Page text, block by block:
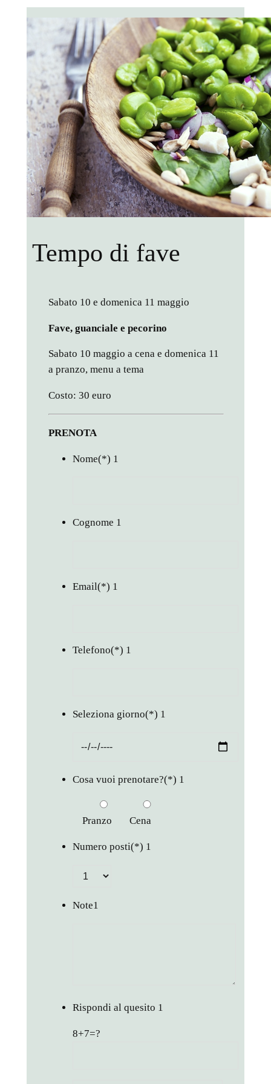
Tempo di fave
Sabato 10 e domenica 11 maggio
Fave, guanciale e pecorino
Sabato 10 maggio a cena e domenica 11
a pranzo, menu a tema
Costo: 30 euro
PRENOTA
Nome(*) 1
Cognome 1
Email(*) 1
Telefono(*) 1
Seleziona giorno(*) 1
Cosa vuoi prenotare?(*) 1
Pranzo Cena
Numero posti(*) 1
Note1
Rispondi al quesito 1
8+7=?